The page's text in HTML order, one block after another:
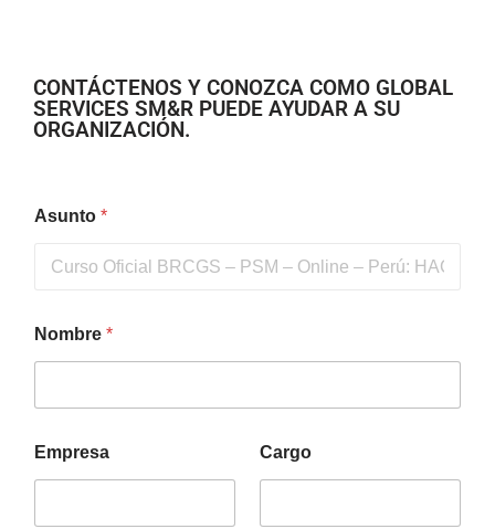
CONTÁCTENOS Y CONOZCA COMO GLOBAL
SERVICES SM&R PUEDE AYUDAR A SU
ORGANIZACIÓN.
Asunto *
Nombre *
Empresa Cargo